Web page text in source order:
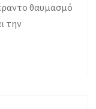
θαυμασμό
την